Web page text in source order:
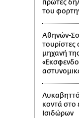
πρώτες
του
Αθηνών-
μηχανή
κοντά στο
Ισιδώρων